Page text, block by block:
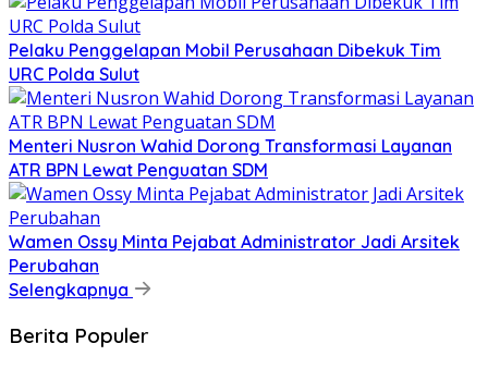
​Pelaku Penggelapan Mobil Perusahaan Dibekuk Tim
URC Polda Sulut
​Menteri Nusron Wahid Dorong Transformasi Layanan
ATR BPN Lewat Penguatan SDM
Wamen Ossy Minta Pejabat Administrator Jadi Arsitek
Perubahan
Selengkapnya
Berita Populer